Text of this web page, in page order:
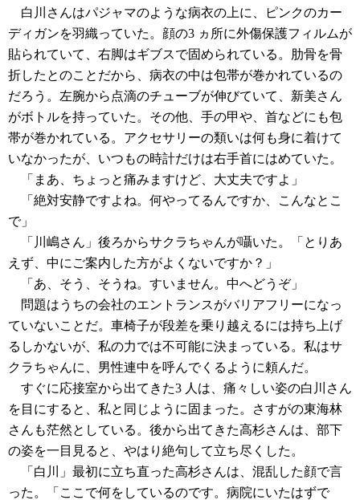
白川さんはパジャマのような病衣の上に、ピンクのカー
ディガンを羽織っていた。顔の3 ヵ所に外傷保護フィルムが
貼られていて、右脚はギブスで固められている。肋骨を骨
折したとのことだから、病衣の中は包帯が巻かれているの
だろう。左腕から点滴のチューブが伸びていて、新美さん
がボトルを持っていた。その他、手の甲や、首などにも包
帯が巻かれている。アクセサリーの類いは何も身に着けて
いなかったが、いつもの時計だけは右手首にはめていた。
「まあ、ちょっと痛みますけど、大丈夫ですよ」
「絶対安静ですよね。何やってるんですか、こんなとこ
で」
「川嶋さん」後ろからサクラちゃんが囁いた。「とりあ
えず、中にご案内した方がよくないですか？」
「あ、そう、そうね。すいません。中へどうぞ」
問題はうちの会社のエントランスがバリアフリーになっ
ていないことだ。車椅子が段差を乗り越えるには持ち上げ
るしかないが、私の力では不可能に決まっている。私はサ
クラちゃんに、男性連中を呼んでくるように頼んだ。
すぐに応接室から出てきた3 人は、痛々しい姿の白川さん
を目にすると、私と同じように固まった。さすがの東海林
さんも茫然としている。後から出てきた高杉さんは、部下
の姿を一目見ると、やはり絶句して立ち尽くした。
「白川」最初に立ち直った高杉さんは、混乱した顔で言
った。「ここで何をしているのです。病院にいたはずで